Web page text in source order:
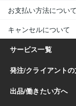
お支払い方法について
キャンセルについて